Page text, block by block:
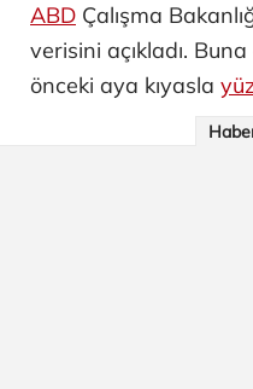
ABD Çalışma
verisini açıkladı.
önceki aya kıyasla